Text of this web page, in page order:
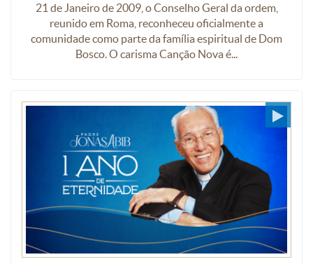
21 de Janeiro de 2009, o Conselho Geral da ordem,
reunido em Roma, reconheceu oficialmente a
comunidade como parte da família espiritual de Dom
Bosco. O carisma Canção Nova é...